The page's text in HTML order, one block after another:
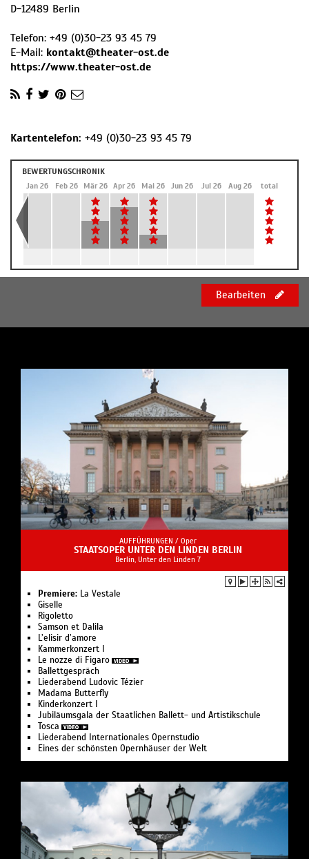
D-12489 Berlin
Telefon: +49 (0)30-23 93 45 79
E-Mail: kontakt@theater-ost.de
https://www.theater-ost.de
Kartentelefon: +49 (0)30-23 93 45 79
BEWERTUNGSCHRONIK
Jan 26 Feb 26 Mär 26 Apr 26 Mai 26 Jun 26 Jul 26 Aug 26 total
Bearbeiten
AUFFÜHRUNGEN / Oper
STAATSOPER UNTER DEN LINDEN BERLIN
Berlin, Unter den Linden 7
Premiere: La Vestale
Giselle
Rigoletto
Samson et Dalila
L’elisir d’amore
Kam­mer­kon­zert I
Le nozze di Figaro
Ballettgespräch
Liederabend Ludovic Tézier
Madama Butterfly
Kinderkonzert I
Jubiläumsgala der Staatlichen Ballett- und Artistikschule
Tosca
Liederabend Internationales Opernstudio
Eines der schönsten Opernhäuser der Welt